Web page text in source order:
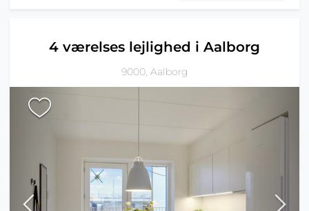
4 værelses lejlighed i Aalborg
9000, Aalborg